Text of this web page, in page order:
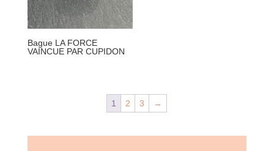
Bague LA FORCE
VAINCUE PAR CUPIDON
1 2 3 →